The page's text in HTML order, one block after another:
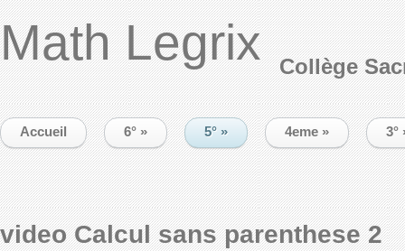
Math Legrix Collège
Accueil 6° » 5° » 4eme » 3°
video Calcul sans parenthese 2